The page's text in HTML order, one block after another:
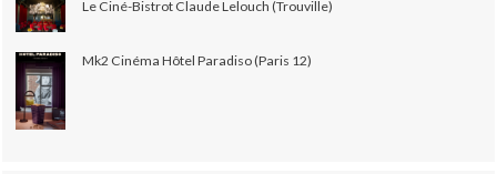
Le Ciné-Bistrot Claude Lelouch (Trouville)
Mk2 Cinéma Hôtel Paradiso (Paris 12)